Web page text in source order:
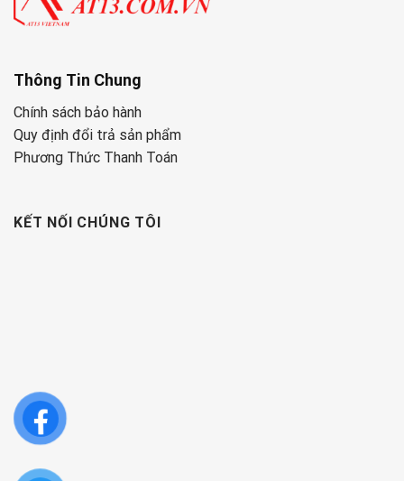
Thông Tin Chung
Chính sách bảo hành
Quy định đổi trả sản phẩm
Phương Thức Thanh Toán
KẾT NỐI CHÚNG TÔI